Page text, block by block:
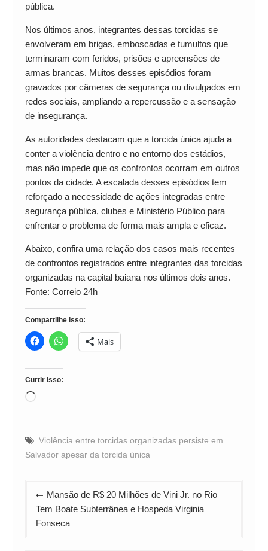
pública.
Nos últimos anos, integrantes dessas torcidas se
envolveram em brigas, emboscadas e tumultos que
terminaram com feridos, prisões e apreensões de
armas brancas. Muitos desses episódios foram
gravados por câmeras de segurança ou divulgados em
redes sociais, ampliando a repercussão e a sensação
de insegurança.
As autoridades destacam que a torcida única ajuda a
conter a violência dentro e no entorno dos estádios,
mas não impede que os confrontos ocorram em outros
pontos da cidade. A escalada desses episódios tem
reforçado a necessidade de ações integradas entre
segurança pública, clubes e Ministério Público para
enfrentar o problema de forma mais ampla e eficaz.
Abaixo, confira uma relação dos casos mais recentes
de confrontos registrados entre integrantes das torcidas
organizadas na capital baiana nos últimos dois anos.
Fonte: Correio 24h
Compartilhe isso:
Mais
Curtir isso:
Carregando...
Violência entre torcidas organizadas persiste em
Salvador apesar da torcida única
Navegação
de
Post
Mansão de R$ 20 Milhões de Vini Jr. no Rio
Tem Boate Subterrânea e Hospeda Virginia
Fonseca